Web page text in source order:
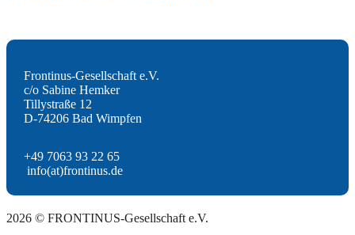
Frontinus-Gesellschaft e.V.
c/o Sabine Hemker
Tillystraße 12
D-74206 Bad Wimpfen
+49 7063 93 22 65
info(at)frontinus.de
2026 © FRONTINUS-Gesellschaft e.V.